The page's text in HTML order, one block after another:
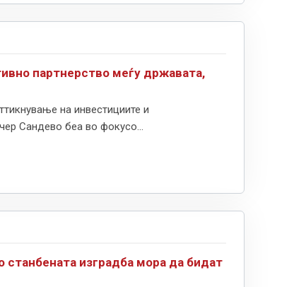
партнерство меѓу државата,
на инвестициите и
Сандево беа во фокусо...
изградба мора да бидат